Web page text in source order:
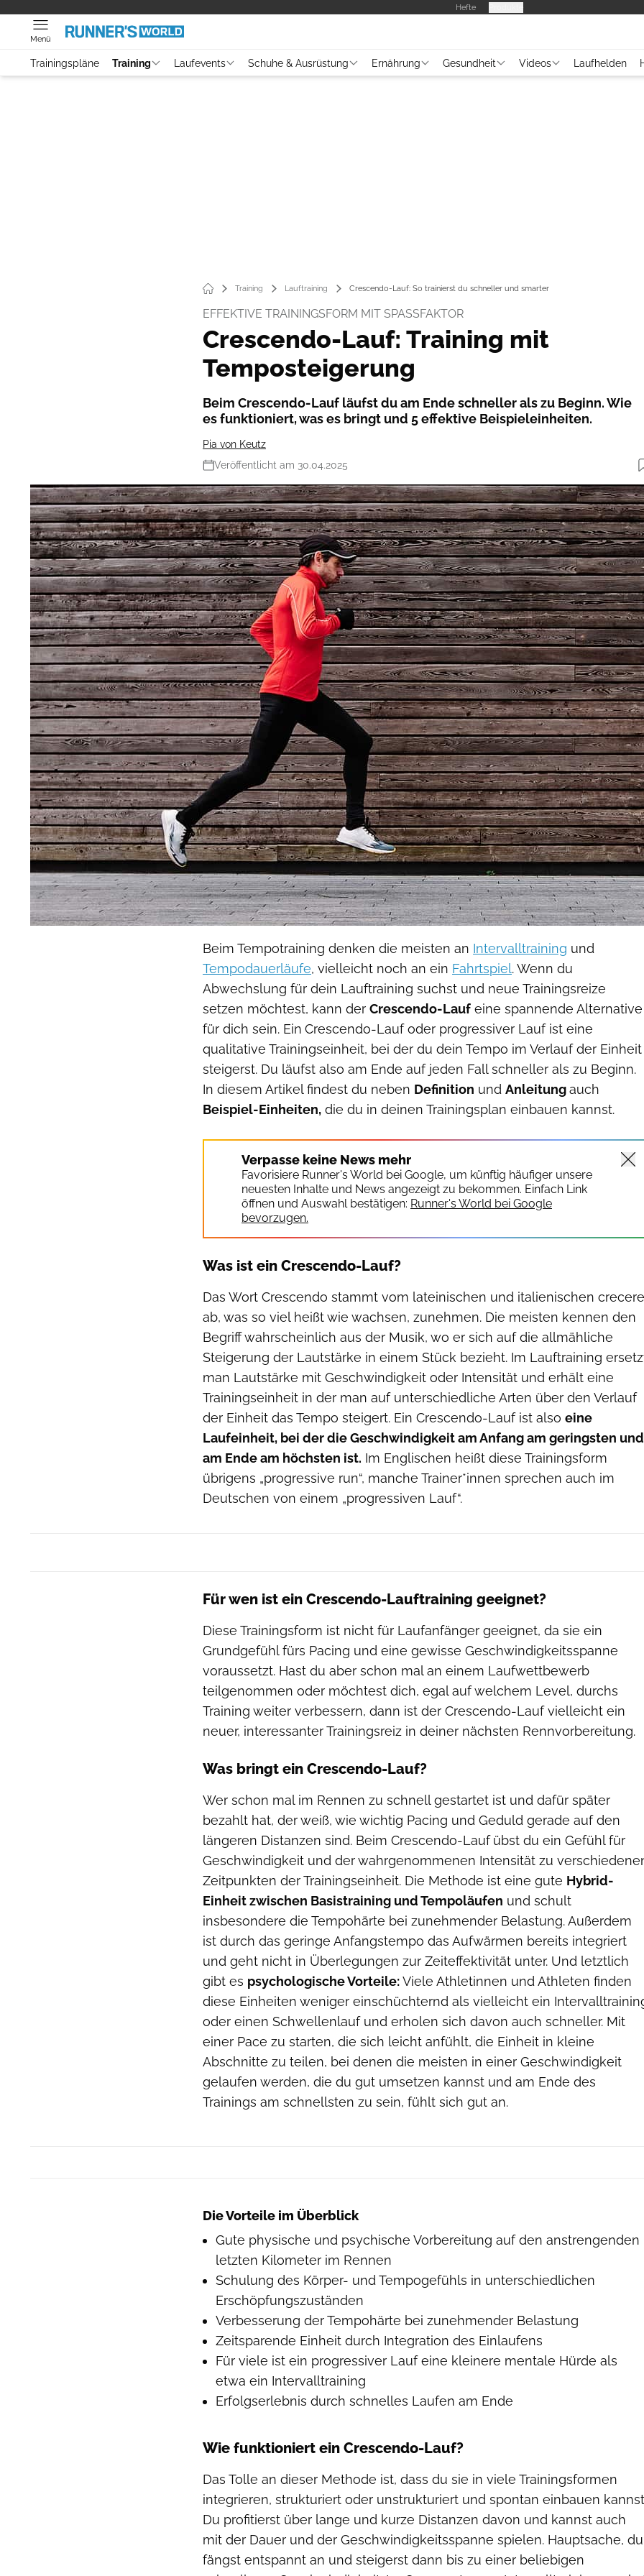
Hefte
Menü
Trainingspläne Training Laufevents Schuhe & Ausrüstung Ernährung Gesundheit Videos Laufhelden
Training Lauftraining Crescendo-Lauf: So trainierst du schneller und smarter
EFFEKTIVE TRAININGSFORM MIT SPASSFAKTOR
Crescendo-Lauf: Training mit
Temposteigerung
Beim Crescendo-Lauf läufst du am Ende schneller als zu Beginn. Wie
es funktioniert, was es bringt und 5 effektive Beispieleinheiten.
Pia von Keutz
Veröffentlicht am 30.04.2025
Beim Tempotraining denken die meisten an Intervalltraining und
Tempodauerläufe, vielleicht noch an ein Fahrtspiel. Wenn du
Abwechslung für dein Lauftraining suchst und neue Trainingsreize
setzen möchtest, kann der Crescendo-Lauf eine spannende Alternative
für dich sein. Ein Crescendo-Lauf oder progressiver Lauf ist eine
qualitative Trainingseinheit, bei der du dein Tempo im Verlauf der Einheit
steigerst. Du läufst also am Ende auf jeden Fall schneller als zu Beginn.
In diesem Artikel findest du neben Definition und Anleitungauch
Beispiel-Einheiten, die du in deinen Trainingsplan einbauen kannst.
Verpasse keine News mehr
Favorisiere Runner's World bei Google, um künftig häufiger unsere
neuesten Inhalte und News angezeigt zu bekommen. Einfach Link
öffnen und Auswahl bestätigen: Runner's World bei Google
bevorzugen.
Was ist ein Crescendo-Lauf?
Das Wort Crescendo stammt vom lateinischen und italienischen crecere
ab, was so viel heißt wie wachsen, zunehmen. Die meisten kennen den
Begriff wahrscheinlich aus der Musik, wo er sich auf die allmähliche
Steigerung der Lautstärke in einem Stück bezieht. Im Lauftraining
man Lautstärke mit Geschwindigkeit oder Intensität und erhält eine
Trainingseinheit in der man auf unterschiedliche Arten über den Verlauf
der Einheit das Tempo steigert. Ein Crescendo-Lauf ist also eine
Laufeinheit, bei der die Geschwindigkeit am Anfang am geringsten und
am Ende am höchsten ist. Im Englischen heißt diese Trainingsform
übrigens „progressive run“, manche Trainer*innen sprechen auch im
Deutschen von einem „progressiven Lauf“.
Für wen ist ein Crescendo-Lauftraining geeignet?
Diese Trainingsform ist nicht für Laufanfänger geeignet, da sie ein
Grundgefühl fürs Pacing und eine gewisse Geschwindigkeitsspanne
voraussetzt. Hast du aber schon mal an einem Laufwettbewerb
teilgenommen oder möchtest dich, egal auf welchem Level, durchs
Training weiter verbessern, dann ist der Crescendo-Lauf vielleicht ein
neuer, interessanter Trainingsreiz in deiner nächsten Rennvorbereitung.
Was bringt ein Crescendo-Lauf?
Wer schon mal im Rennen zu schnell gestartet ist und dafür später
bezahlt hat, der weiß, wie wichtig Pacing und Geduld gerade auf den
längeren Distanzen sind. Beim Crescendo-Lauf übst du ein Gefühl für
Geschwindigkeit und der wahrgenommenen Intensität zu
Zeitpunkten der Trainingseinheit. Die Methode ist eine gute Hybrid-
Einheit zwischen Basistraining und Tempoläufen und schult
insbesondere die Tempohärte bei zunehmender Belastung. Außerdem
ist durch das geringe Anfangstempo das Aufwärmen bereits integriert
und geht nicht in Überlegungen zur Zeiteffektivität unter. Und letztlich
gibt es psychologische Vorteile:Viele Athletinnen und Athleten finden
diese Einheiten weniger einschüchternd als vielleicht ein
oder einen Schwellenlauf und erholen sich davon auch schneller. Mit
einer Pace zu starten, die sich leicht anfühlt, die Einheit in kleine
Abschnitte zu teilen, bei denen die meisten in einer Geschwindigkeit
gelaufen werden, die du gut umsetzen kannst und am Ende des
Trainings am schnellsten zu sein, fühlt sich gut an.
Die Vorteile im Überblick
Gute physische und psychische Vorbereitung auf den anstrengenden
letzten Kilometer im Rennen
Schulung des Körper- und Tempogefühls in unterschiedlichen
Erschöpfungszuständen
Verbesserung der Tempohärte bei zunehmender Belastung
Zeitsparende Einheit durch Integration des Einlaufens
Für viele ist ein progressiver Lauf eine kleinere mentale Hürde als
etwa ein Intervalltraining
Erfolgserlebnis durch schnelles Laufen am Ende
Wie funktioniert ein Crescendo-Lauf?
Das Tolle an dieser Methode ist, dass du sie in viele Trainingsformen
integrieren, strukturiert oder unstrukturiert und spontan einbauen
Du profitierst über lange und kurze Distanzen davon und kannst auch
mit der Dauer und der Geschwindigkeitsspanne spielen. Hauptsache, du
fängst entspannt an und steigerst dann bis zu einer beliebigen